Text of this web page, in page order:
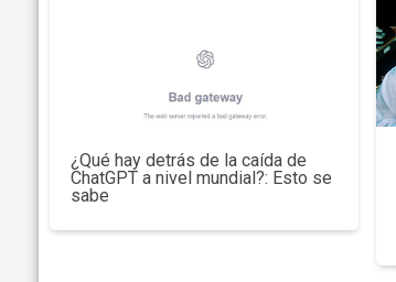
¿Qué hay detrás de la caída de
ChatGPT a nivel mundial?: Esto se
sabe